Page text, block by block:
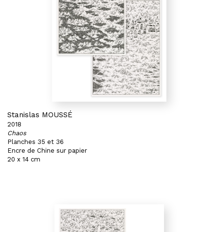
Stanislas MOUSSÉ
2018
Chaos
Planches 35 et 36
Encre de Chine sur papier
20 x 14 cm